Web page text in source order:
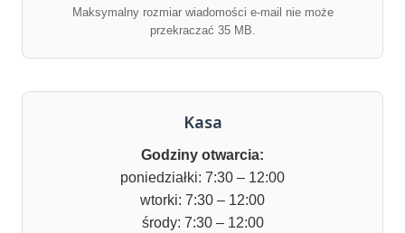
Maksymalny rozmiar wiadomości e-mail nie może
przekraczać 35 MB.
Kasa
Godziny otwarcia:
poniedziałki: 7:30 – 12:00
wtorki: 7:30 – 12:00
środy: 7:30 – 12:00